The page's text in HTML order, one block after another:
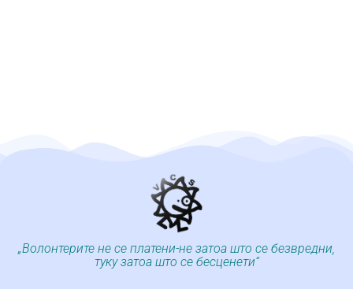
„Волонтерите не се платени-не затоа што се безвредни,
туку затоа што се бесценети“